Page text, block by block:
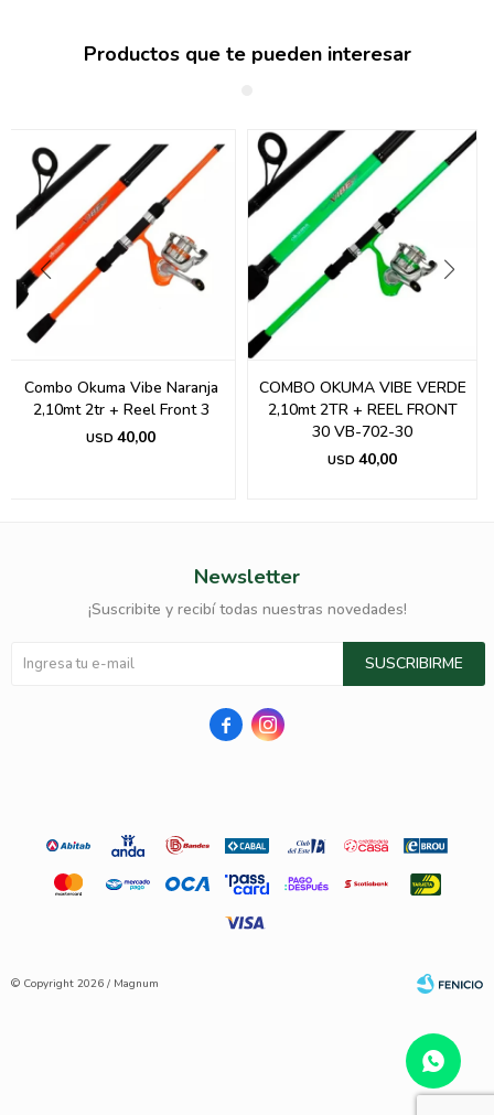
Productos que te pueden interesar
Combo Okuma Vibe Naranja
2,10mt 2tr + Reel Front 3
USD 40,00
COMBO OKUMA VIBE VERDE
2,10mt 2TR + REEL FRONT
30 VB-702-30
USD 40,00
Newsletter
¡Suscribite y recibí todas nuestras novedades!
SUSCRIBIRME
 
© Copyright 2026 / Magnum